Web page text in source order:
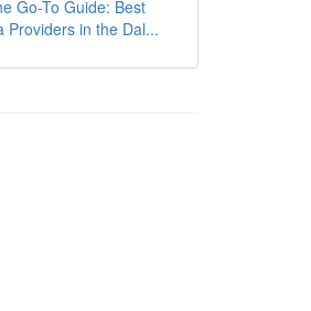
Go-To Guide: Best
Providers in the Dal...